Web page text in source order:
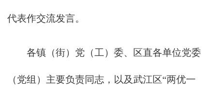
代表作交流发言。
各镇（街）党（工）委、区直各单位党委
（党组）主要负责同志，以及武江区“两优一